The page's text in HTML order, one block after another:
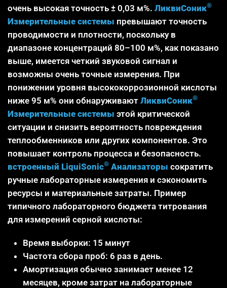
очень высокая точность ± 0,03 м%. ЛиквиСоник®
Измерительные системы превышают точность
проводимости и плотности, поскольку в
диапазоне концентраций 80–100 м%, как показано
выше, имеется четкий звуковой сигнал и
возможны очень точные измерения. При
понижении уровня высококоррозионной кислоты
ниже 95 м% они обнаруживают ЛиквиСоник®
Измерительные системы этой критической
ситуации и снизить вероятность повреждения
теплообменников или других компонентов. Это
повышает контроль процесса и безопасность.
встроенный LiquiSonic® Анализаторы сократить
ручные лабораторные измерения и сэкономить
ресурсы и материальные затраты. Пример
типичного лабораторного бюджета титрования
для измерений серной кислоты:
Время выборки: 15 минут
Частота сбора проб: 6 раз в день.
Амортизация обычно занимает менее 12
месяцев, кроме затрат на лабораторные